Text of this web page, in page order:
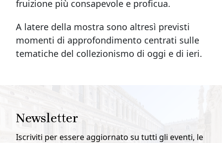
fruizione più consapevole e proficua.
A latere della mostra sono altresì previsti
momenti di approfondimento centrati sulle
tematiche del collezionismo di oggi e di ieri.
Newsletter
Iscriviti per essere aggiornato su tutti gli eventi, le